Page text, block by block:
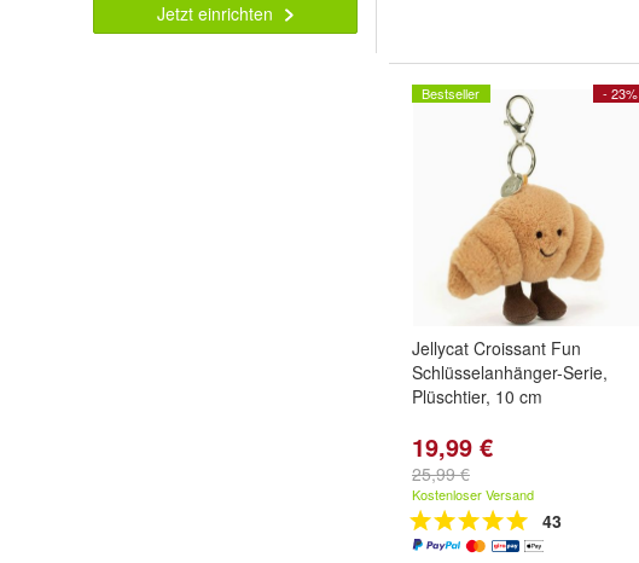
Jetzt einrichten
- 23%
Bestseller
Jellycat Croissant Fun
Schlüsselanhänger-Serie,
Plüschtier, 10 cm
19,99 €
25,99 €
Kostenloser Versand
43